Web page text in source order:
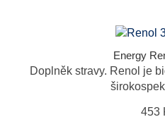
Energy
Doplněk stravy. Renol je
453